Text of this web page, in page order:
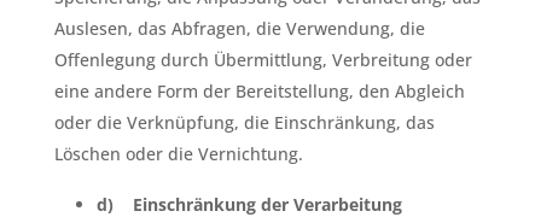
Auslesen, das Abfragen, die Verwendung, die
Offenlegung durch Übermittlung, Verbreitung oder
eine andere Form der Bereitstellung, den Abgleich
oder die Verknüpfung, die Einschränkung, das
Löschen oder die Vernichtung.
d) Einschränkung der Verarbeitung